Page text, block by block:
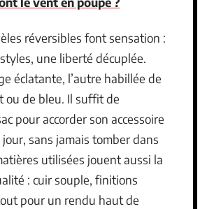
réversibles font sensation :
une liberté décuplée.
éclatante, l’autre habillée de
ou de bleu. Il suffit de
pour accorder son accessoire
sans jamais tomber dans
utilisées jouent aussi la
: cuir souple, finitions
pour un rendu haut de